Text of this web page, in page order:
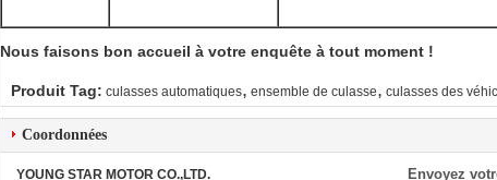
Nous faisons bon accueil à votre enquête à tout moment !
Produit Tag: culasses automatiques, ensemble de culasse, culasses des
Coordonnées
YOUNG STAR MOTOR CO.,LTD.
Envoyez